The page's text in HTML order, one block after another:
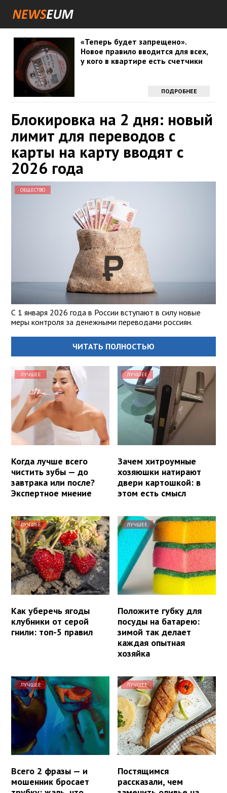
«Теперь будет запрещено».
Новое правило вводится для всех,
у кого в квартире есть счетчики
ПОДРОБНЕЕ
Блокировка на 2 дня: новый
лимит для переводов с
карты на карту вводят с
2026 года
ОБЩЕСТВО
С 1 января 2026 года в России вступают в силу новые
меры контроля за денежными переводами россиян.
ЧИТАТЬ ПОЛНОСТЬЮ
ЛУЧШЕЕ
Когда лучше всего
чистить зубы — до
завтрака или после?
Экспертное мнение
ЛУЧШЕЕ
Зачем хитроумные
хозяюшки натирают
двери картошкой: в
этом есть смысл
ЛУЧШЕЕ
Как уберечь ягоды
клубники от серой
гнили: топ-5 правил
ЛУЧШЕЕ
Положите губку для
посуды на батарею:
зимой так делает
каждая опытная
хозяйка
ЛУЧШЕЕ
Всего 2 фразы — и
мошенник бросает
ЛУЧШЕЕ
Постящимся
рассказали, чем